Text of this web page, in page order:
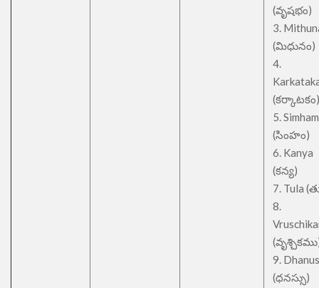
(వృషభం)
3.
(మిధునం)
4.
(కర్కాటకం)
5. Simham
(సింహం)
6. Kanya
(కన్య)
7. Tula
8.
9.
(ధనస్సు)